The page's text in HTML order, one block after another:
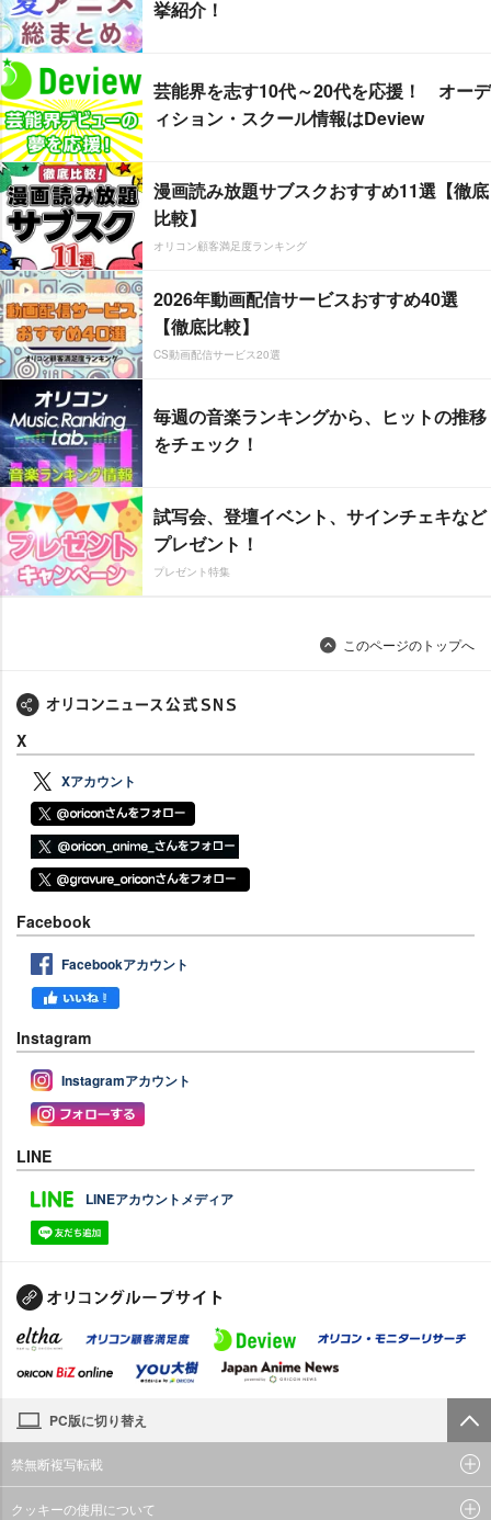
挙紹介！
芸能界を志す10代～20代を応援！ オーデ
ィション・スクール情報はDeview
漫画読み放題サブスクおすすめ11選【徹底
比較】
オリコン顧客満足度ランキング
2026年動画配信サービスおすすめ40選
【徹底比較】
CS動画配信サービス20選
毎週の音楽ランキングから、ヒットの推移
をチェック！
試写会、登壇イベント、サインチェキなど
プレゼント！
プレゼント特集
このページのトップへ
X
Xアカウント
Facebook
Facebookアカウント
Instagram
Instagramアカウント
LINE
LINEアカウントメディア
PC版に切り替え
禁無断複写転載
クッキーの使用について